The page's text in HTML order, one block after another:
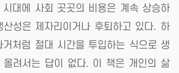
시대에 사회 곳곳의 비용은 계속 상승하
산성은 제자리이거나 후퇴하고 있다. 하
거처럼 절대 시간을 투입하는 식으로 생
올려서는 답이 없다. 이 책은 개인의 삶